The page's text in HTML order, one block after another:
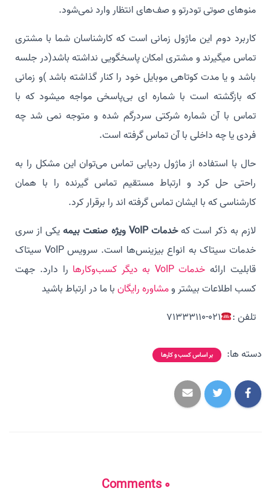
منوهای صوتی تودرتو و صف‌های انتظار وارد نمی‌شود.
کاربرد دوم این ماژول زمانی است که کارشناسان شما با مشتری
تماس میگیرند و مشتری امکان پاسخگویی نداشته باشد(در جلسه
باشد و یا مدت کوتاهی موبایل خود را کنار گذاشته باشد )و زمانی
که بازگشته‌ است با شماره ای بی‌پاسخی مواجه میشود که با
تماس با آن شماره‌ شرکتی سردرگم شده و متوجه نمی شد چه
فردی یا چه داخلی با آن تماس گرفته است.
حال با استفاده از ماژول ردیابی تماس می‌توان این مشکل را به
راحتی حل کرد و ارتباط مستقیم تماس گیرنده را با همان
کارشناسی که با ایشان تماس گرفته اند را برقرار کرد.
لازم به ذکر است کهخدمات VoIP ویژه صنعت بیمه
یکی از سری
خدمات سیتاک به انواع بیزینس‌ها است. سرویس VoIP سیتاک
قابلیت ارائه خدمات VoIP به دیگر کسب‌وکارها
را دارد. جهت
کسب اطلاعات بیشتر ومشاوره رایگان با ما در ارتباط باشید
تلفن : 021-71333110
دسته ها: بر اساس کسب و کارها
0 Comments